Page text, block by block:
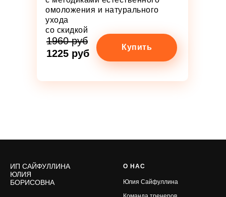
омоложения и натурального
ухода
со скидкой
Купить
1960 руб
1225 руб
ИП САЙФУЛЛИНА
ЮЛИЯ
БОРИСОВНА
О НАС
Юлия Сайфуллина